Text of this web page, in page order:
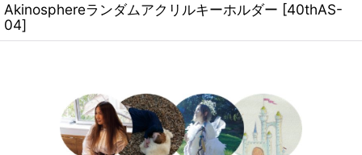
Akinosphereランダムアクリルキーホルダー [40thAS-
04]